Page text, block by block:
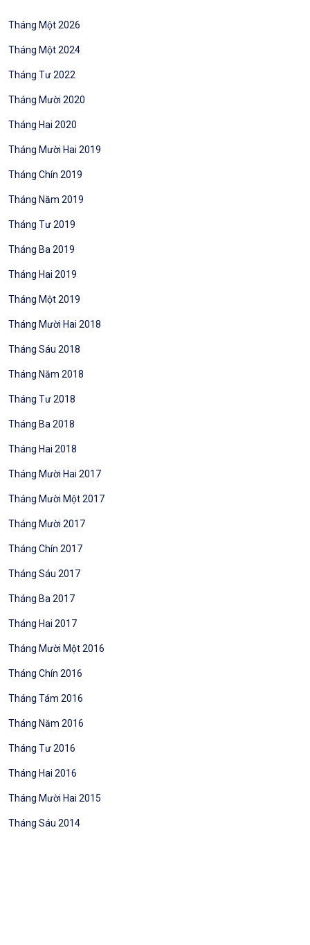
Tháng Một 2026
Tháng Một 2024
Tháng Tư 2022
Tháng Mười 2020
Tháng Hai 2020
Tháng Mười Hai 2019
Tháng Chín 2019
Tháng Năm 2019
Tháng Tư 2019
Tháng Ba 2019
Tháng Hai 2019
Tháng Một 2019
Tháng Mười Hai 2018
Tháng Sáu 2018
Tháng Năm 2018
Tháng Tư 2018
Tháng Ba 2018
Tháng Hai 2018
Tháng Mười Hai 2017
Tháng Mười Một 2017
Tháng Mười 2017
Tháng Chín 2017
Tháng Sáu 2017
Tháng Ba 2017
Tháng Hai 2017
Tháng Mười Một 2016
Tháng Chín 2016
Tháng Tám 2016
Tháng Năm 2016
Tháng Tư 2016
Tháng Hai 2016
Tháng Mười Hai 2015
Tháng Sáu 2014